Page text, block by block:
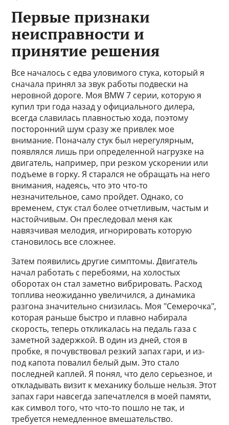
Первые признаки
неисправности и
принятие решения
Все началось с едва уловимого стука, который я
сначала принял за звук работы подвески на
неровной дороге. Моя BMW 7 серии, которую я
купил три года назад у официального дилера,
всегда славилась плавностью хода, поэтому
посторонний шум сразу же привлек мое
внимание. Поначалу стук был нерегулярным,
появлялся лишь при определенной нагрузке на
двигатель, например, при резком ускорении или
подъеме в горку. Я старался не обращать на него
внимания, надеясь, что это что-то
незначительное, само пройдет. Однако, со
временем, стук стал более отчетливым, частым и
настойчивым. Он преследовал меня как
навязчивая мелодия, игнорировать которую
становилось все сложнее.
Затем появились другие симптомы. Двигатель
начал работать с перебоями, на холостых
оборотах он стал заметно вибрировать. Расход
топлива неожиданно увеличился, а динамика
разгона значительно снизилась. Моя "Семерочка",
которая раньше быстро и плавно набирала
скорость, теперь откликалась на педаль газа с
заметной задержкой. В один из дней, стоя в
пробке, я почувствовал резкий запах гари, и из-
под капота повалил белый дым. Это стало
последней каплей. Я понял, что дело серьезное, и
откладывать визит к механику больше нельзя. Этот
запах гари навсегда запечатлелся в моей памяти,
как символ того, что что-то пошло не так, и
требуется немедленное вмешательство.